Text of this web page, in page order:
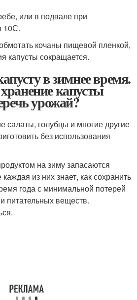
или в подвале при
10С.
кочаны пищевой пленкой,
капусты сокращается.
в зимнее время.
капусты
урожай?
салаты, голубцы и многие другие
без использования
на зиму запасаются
из них знает, как сохранить
года с минимальной потерей
питательных веществ.